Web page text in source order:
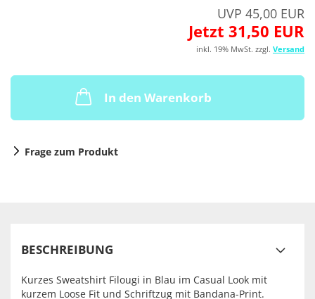
UVP 45,00 EUR
Jetzt 31,50 EUR
inkl. 19% MwSt. zzgl. Versand
In den Warenkorb
Frage zum Produkt
BESCHREIBUNG
Kurzes Sweatshirt Filougi in Blau im Casual Look mit
kurzem Loose Fit und Schriftzug mit Bandana-Print.